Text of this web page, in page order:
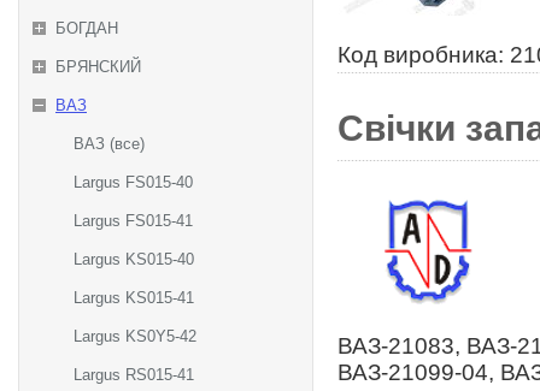
БОГДАН
БРЯНСКИЙ
ВАЗ
ВАЗ (все)
Largus FS015-40
Largus FS015-41
Largus KS015-40
Largus KS015-41
Largus KS0Y5-42
Largus RS015-41
Код виробника:
Свічки
ВАЗ-21083, ВАЗ-
ВАЗ-21099-04,